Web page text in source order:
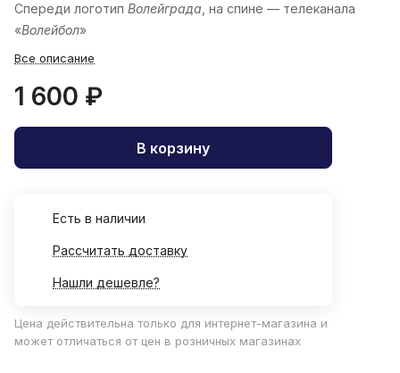
Спереди логотип Волейграда, на спине — телеканала
«Волейбол»
Все описание
1 600 ₽
В корзину
Есть в наличии
Рассчитать доставку
Нашли дешевле?
Цена действительна только для интернет-магазина и
может отличаться от цен в розничных магазинах